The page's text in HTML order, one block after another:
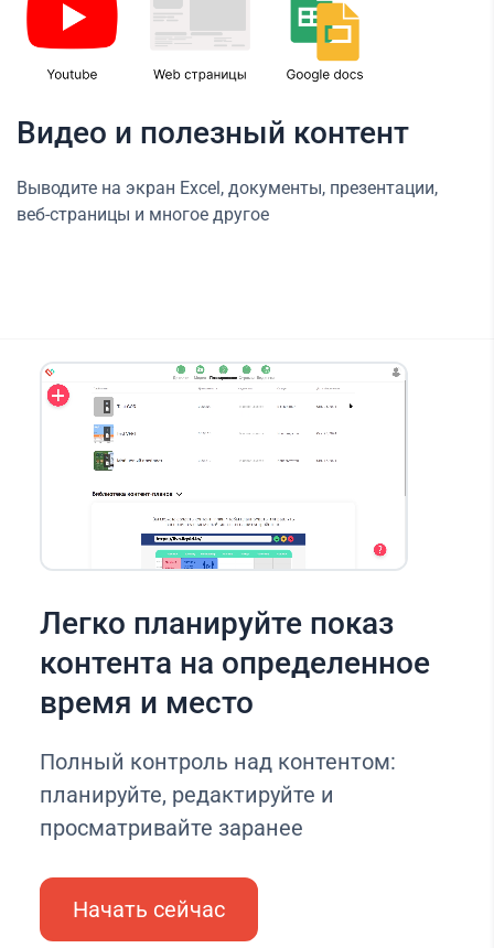
Видео и полезный контент
Выводите на экран Excel, документы, презентации,
веб-страницы и многое другое
Легко планируйте показ
контента на определенное
время и место
Полный контроль над контентом:
планируйте, редактируйте и
просматривайте заранее
Начать сейчас